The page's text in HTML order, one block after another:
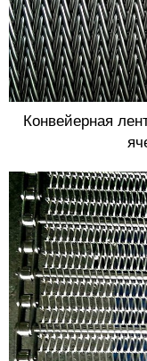
Конвейерная